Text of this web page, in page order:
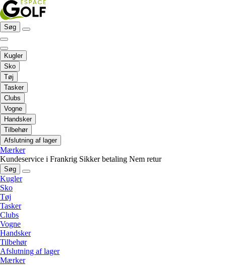
Søg
Kugler
Sko
Tøj
Tasker
Clubs
Vogne
Handsker
Tilbehør
Afslutning af lager
Mærker
Kundeservice i Frankrig Sikker betaling Nem retur
Søg
Kugler
Sko
Tøj
Tasker
Clubs
Vogne
Handsker
Tilbehør
Afslutning af lager
Mærker